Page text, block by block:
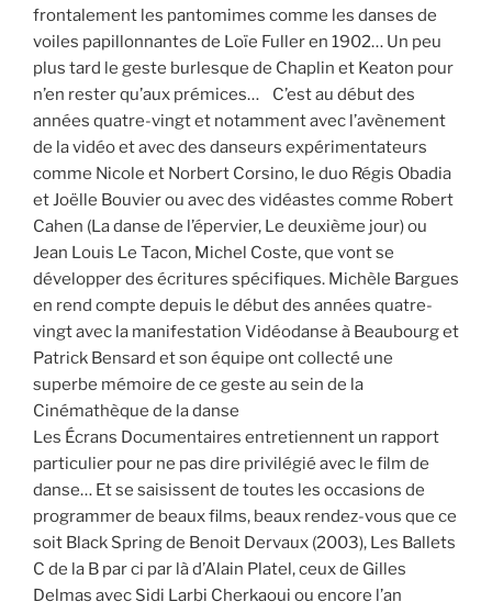
frontalement les pantomimes comme les danses de
voiles papillonnantes de Loïe Fuller en 1902… Un peu
plus tard le geste burlesque de Chaplin et Keaton pour
n’en rester qu’aux prémices… C’est au début des
années quatre-vingt et notamment avec l’avènement
de la vidéo et avec des danseurs expérimentateurs
comme Nicole et Norbert Corsino, le duo Régis Obadia
et Joëlle Bouvier ou avec des vidéastes comme Robert
Cahen (La danse de l’épervier, Le deuxième jour) ou
Jean Louis Le Tacon, Michel Coste, que vont se
développer des écritures spécifiques. Michèle Bargues
en rend compte depuis le début des années quatre-
vingt avec la manifestation Vidéodanse à Beaubourg et
Patrick Bensard et son équipe ont collecté une
superbe mémoire de ce geste au sein de la
Cinémathèque de la danse
Les Écrans Documentaires entretiennent un rapport
particulier pour ne pas dire privilégié avec le film de
danse… Et se saisissent de toutes les occasions de
programmer de beaux films, beaux rendez-vous que ce
soit Black Spring de Benoit Dervaux (2003), Les Ballets
C de la B par ci par là d’Alain Platel, ceux de Gilles
Delmas avec Sidi Larbi Cherkaoui ou encore l’an